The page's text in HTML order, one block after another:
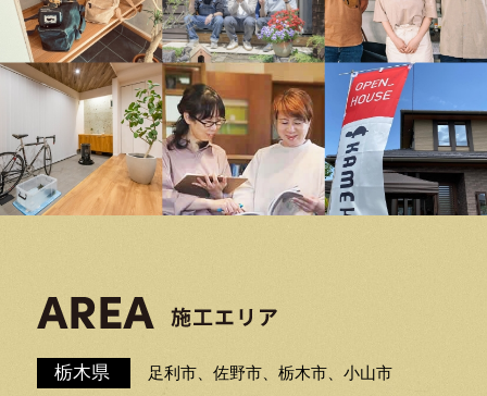
栃木県 足利市、佐野市、栃木市、小山市